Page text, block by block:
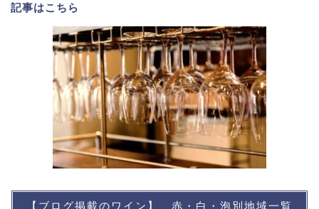
記事はこちら
【ブログ掲載のワイン】 赤・白・泡別地域一覧